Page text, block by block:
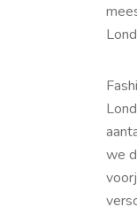
we